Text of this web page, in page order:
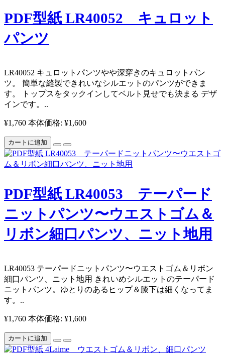
PDF型紙 LR40052 キュロット
パンツ
​LR40052 キュロットパンツ ​やや深穿きのキュロットパン
ツ。 簡単な縫製できれいなシルエットのパンツができま
す。 トップスをタックインしてベルト見せでも決まる デザ
インです。 ​..
¥1,760 本体価格: ¥1,600
カートに追加
PDF型紙 LR40053 テーパード
ニットパンツ〜ウエストゴム＆
リボン細⼝パンツ、ニット地⽤
LR40053 テーパードニットパンツ〜ウエストゴム＆リボン
細⼝パンツ、ニット地⽤ きれいめシルエットのテーパード
ニットパンツ。ゆとりのあるヒップ＆膝下は細くなってま
す。 ​ ​​ ..
¥1,760 本体価格: ¥1,600
カートに追加